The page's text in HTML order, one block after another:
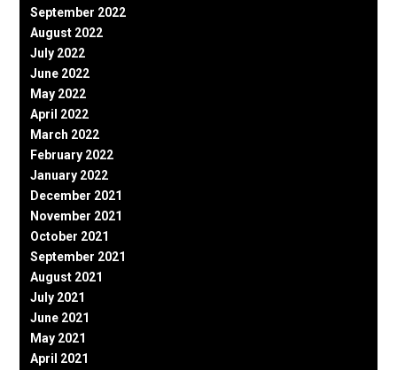
September 2022
August 2022
July 2022
June 2022
May 2022
April 2022
March 2022
February 2022
January 2022
December 2021
November 2021
October 2021
September 2021
August 2021
July 2021
June 2021
May 2021
April 2021